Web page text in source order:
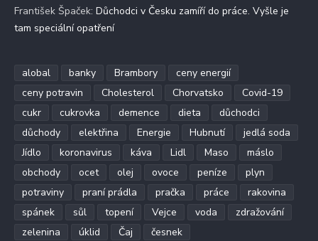
František Špaček: Důchodci v Česku zamíří do práce. Vyšle je
tam speciální opatření
alobal banky Brambory
ceny energií
ceny potravin
Cholesterol Chorvatsko
Covid-19
cukr
cukrovka demence dieta
důchodci
důchody
elektřina Energie Hubnutí
jedlá soda
Jídlo
koronavirus káva Lidl Maso
máslo
obchody
ocet olej ovoce peníze
plyn
potraviny
praní prádla pračka práce
rakovina
spánek
sůl topení Vejce voda
zdražování
zelenina
úklid Čaj česnek